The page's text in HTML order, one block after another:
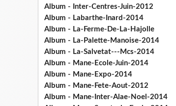
Album - Inter-Centres-Juin-2012
Album - Labarthe-Inard-2014
Album - La-Ferme-De-La-Hajolle
Album - La-Palette-Manoise-2014
Album - La-Salvetat---Mcs-2014
Album - Mane-Ecole-Juin-2014
Album - Mane-Expo-2014
Album - Mane-Fete-Aout-2012
Album - Mane-Inter-Alae-Noel-2014